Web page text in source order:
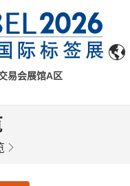
易会展馆A区